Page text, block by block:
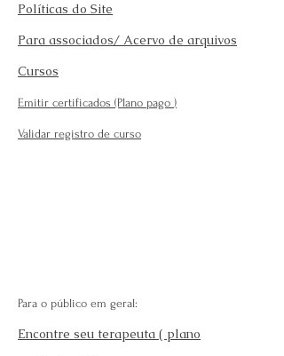
Políticas do Site
Para associados/ Acervo de arquivos
Cursos
Emitir certificados (Plano pago )
Validar registro de curso
Para o público em geral:
Encontre seu terapeuta ( plano